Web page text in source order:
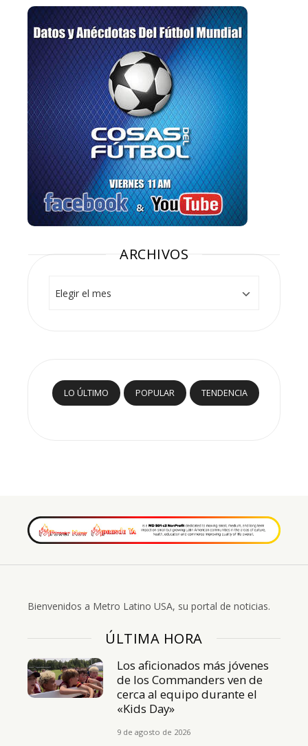
ARCHIVOS
LO ÚLTIMO POPULAR TENDENCIA
Bienvenidos a Metro Latino USA, su portal de noticias.
ÚLTIMA HORA
Los aficionados más jóvenes
de los Commanders ven de
cerca al equipo durante el
«Kids Day»
9 de agosto de 2026